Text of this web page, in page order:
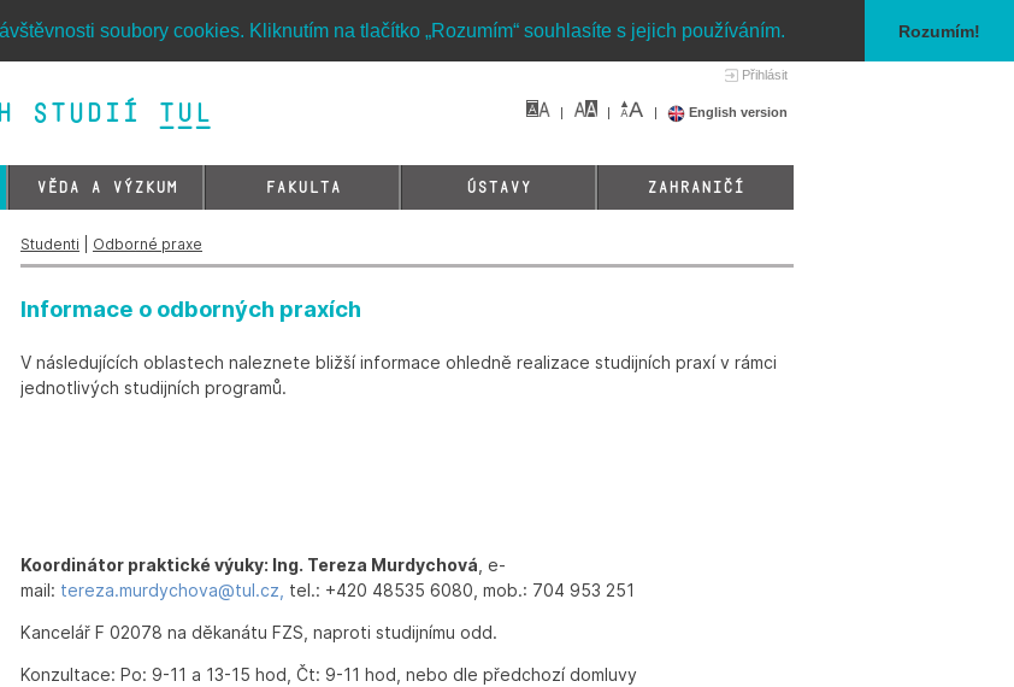
soubory cookies. Kliknutím na tlačítko „Rozumím“ souhlasíte s jejich používáním. Rozumím!
Přihlásit
studií TUL& English version
VĚDA A VÝZKUM FAKULTA ÚSTAVY ZAHRANIČÍ
Studenti Odborné praxe
Informace o odborných praxích
V následujících oblastech naleznete bližší informace ohledně realizace studijních praxí v rámci
jednotlivých studijních programů.
Koordinátor praktické výuky: Ing. Tereza Murdychová , e-
mail: tereza.murdychova@tul.cz, tel.: +420 48535 6080, mob.: 704 953 251
Kancelář F 02078 na děkanátu FZS, naproti studijnímu odd.
Konzultace: Po: 9-11 a 13-15 hod, Čt: 9-11 hod, nebo dle předchozí domluvy